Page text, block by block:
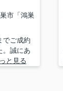
市「鴻巣
でご成約
。誠にあ
と見る